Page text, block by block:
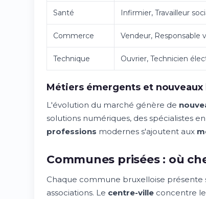
Santé Infirmier, Travailleur
Commerce Vendeur, Responsable
Technique Ouvrier, Technicien
Métiers émergents et nouveaux
L'évolution du marché génère de
solutions numériques, des spécialistes en
professions modernes s'ajoutent aux
Communes prisées : où
Chaque commune bruxelloise présente
associations. Le centre-ville concentre